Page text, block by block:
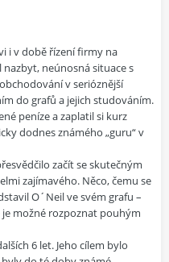
i v době řízení firmy na
neúnosná situace s
v serióznější
do grafů a jejich studováním.
peníze a zaplatil si kurz
dodnes známého „guru“ v
začít se skutečným
zajímavého. Něco, čemu se
O´Neil ve svém grafu –
možné rozpoznat pouhým
6 let. Jeho cílem bylo